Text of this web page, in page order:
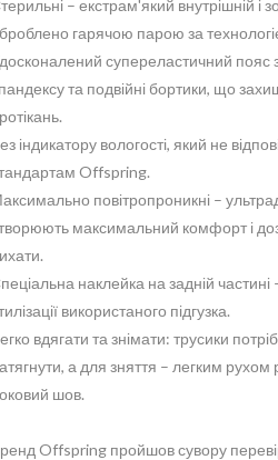
– екстрам'який внутрішній і
гарячою парою за
супереластичний пояс
та подвійні бортики, що
індикатору вологості, який не
Offspring.
повітропроникні –
максимальний комфорт і
наклейка на задній частині
використаного підгузка.
вдягати та знімати: трусики
а для зняття – легким рухом
шов.
Offspring пройшов сувору